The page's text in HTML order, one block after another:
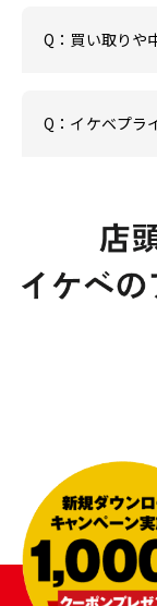
Q：買い取りや
Q：イケベプラ